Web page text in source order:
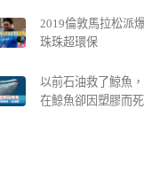
2019倫敦馬拉松派
珠珠超環保
以前石油救了鯨魚
在鯨魚卻因塑膠而